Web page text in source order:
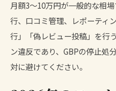
月額3〜10万円が一般的な相
行、口コミ管理、レポーティ
行」「偽レビュー投稿」を行
ン違反であり、GBPの停止処
対に避けてください。